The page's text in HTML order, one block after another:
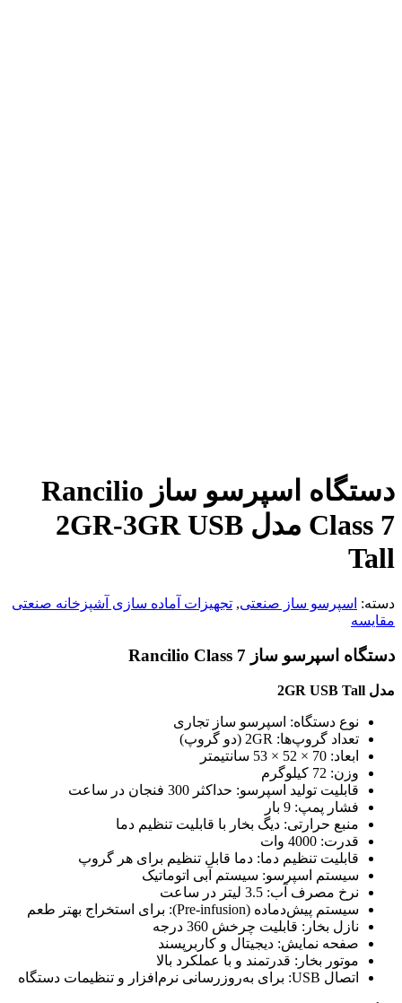
دستگاه اسپرسو ساز Rancilio
Class 7 مدل 2GR-3GR USB
Tall
دسته: اسپرسو ساز صنعتی, تجهیزات آماده سازی آشپزخانه صنعتی
مقایسه
دستگاه اسپرسو ساز Rancilio Class 7
مدل 2GR USB Tall
نوع دستگاه: اسپرسو ساز تجاری
تعداد گروپ‌ها: 2GR (دو گروپ)
ابعاد: 70 × 52 × 53 سانتیمتر
وزن: 72 کیلوگرم
قابلیت تولید اسپرسو: حداکثر 300 فنجان در ساعت
فشار پمپ: 9 بار
منبع حرارتی: دیگ بخار با قابلیت تنظیم دما
قدرت: 4000 وات
قابلیت تنظیم دما: دما قابل تنظیم برای هر گروپ
سیستم اسپرسو: سیستم آبی اتوماتیک
نرخ مصرف آب: 3.5 لیتر در ساعت
سیستم پیش‌دماده (Pre-infusion): برای استخراج بهتر طعم
نازل بخار: قابلیت چرخش 360 درجه
صفحه نمایش: دیجیتال و کاربرپسند
موتور بخار: قدرتمند و با عملکرد بالا
اتصال USB: برای به‌روزرسانی نرم‌افزار و تنظیمات دستگاه